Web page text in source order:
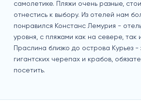
самолетике. Пляжи очень разные,
отнестись к выбору. Из отелей нам
понравился Констанс Лемурия -
уровня, с пляжами как на севере, так
Праслина близко до острова Курьез -
гигантских черепах и крабов,
посетить.